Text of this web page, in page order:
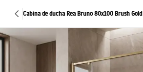
Cabina de ducha Rea Bruno 80x100 Brush Gold